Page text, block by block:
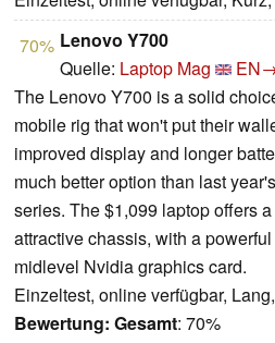
70% Lenovo Y700
Quelle: Laptop Mag
The Lenovo Y700 is a solid
mobile rig that won't put their
improved display and longer
much better option than last
series. The $1,099 laptop offers
attractive chassis, with a
midlevel Nvidia graphics card.
Einzeltest, online verfügbar,
Bewertung: Gesamt: 70%